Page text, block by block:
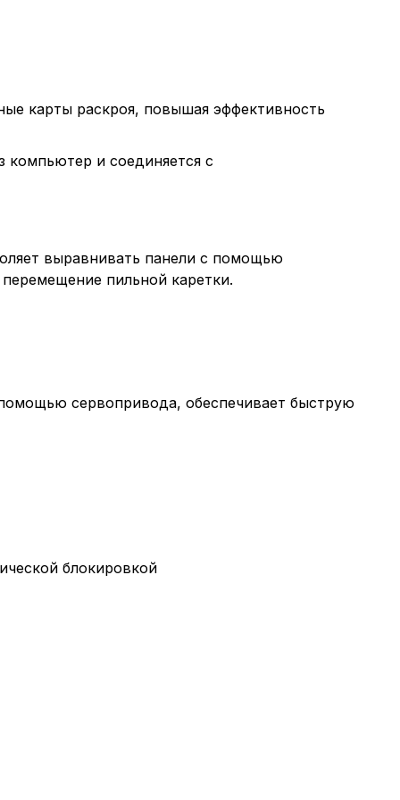
карты раскроя, повышая эффективность
компьютер и соединяется с
выравнивать панели с помощью
пильной каретки.
сервопривода, обеспечивает быструю
блокировкой
меры по совершенствованию работы
пользователей.